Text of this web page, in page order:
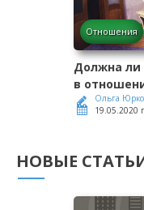
Отношения
Должна
в
Ольга
19.05.2020 г.
НОВЫЕ